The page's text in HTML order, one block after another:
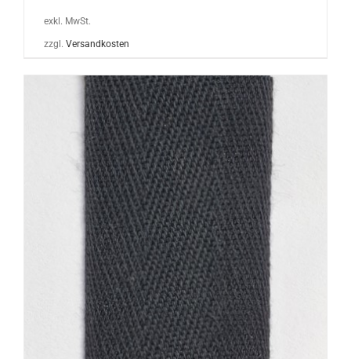
exkl. MwSt.
zzgl. Versandkosten